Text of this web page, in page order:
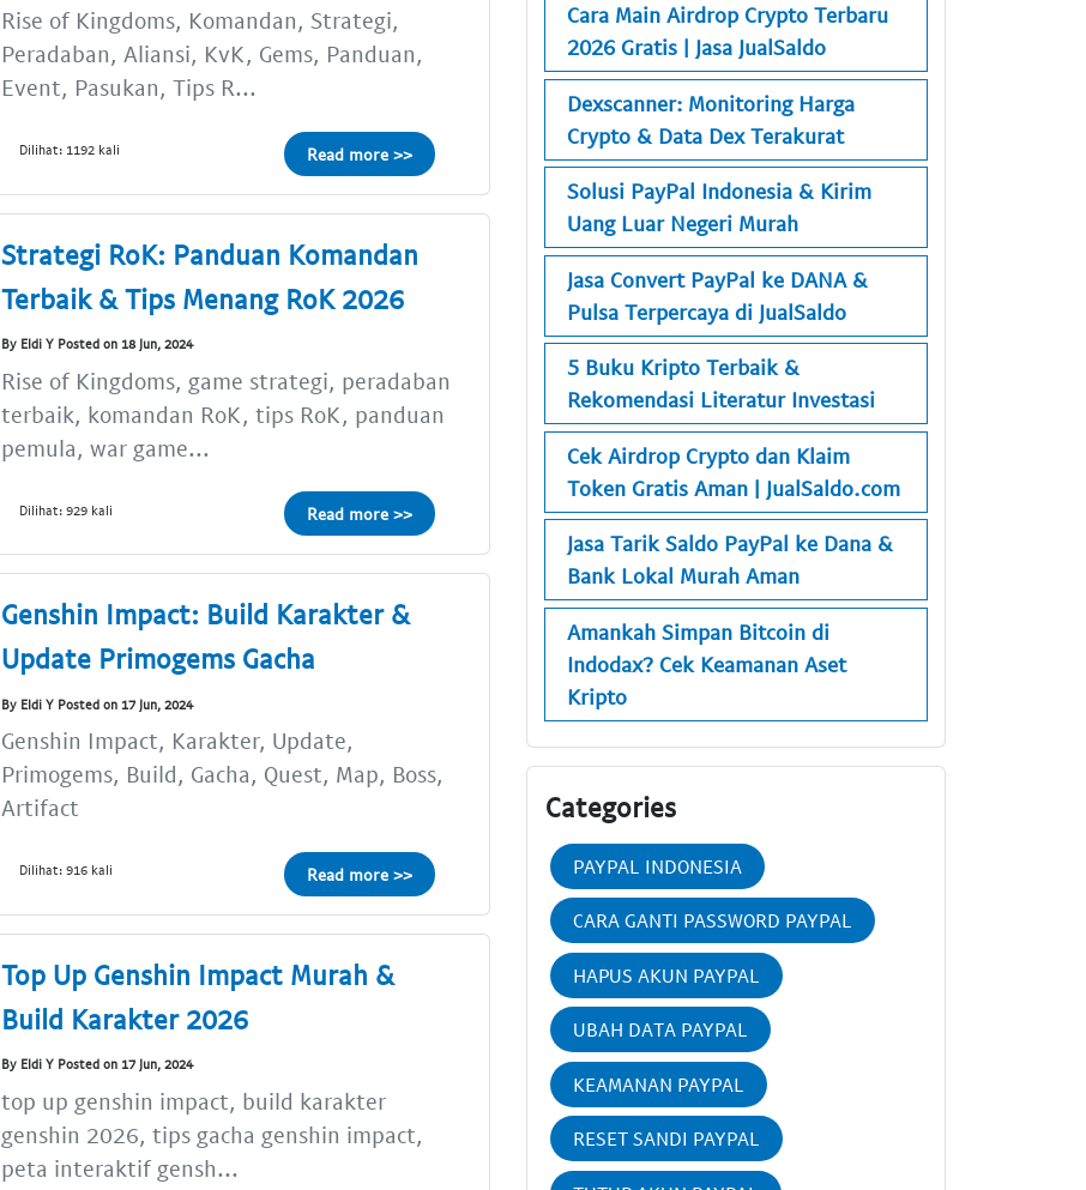
Rise of Kingdoms, Komandan, Strategi,
Peradaban, Aliansi, KvK, Gems, Panduan,
Event, Pasukan, Tips R...
Dilihat: 1192 kali Read more >>
Strategi RoK: Panduan Komandan
Terbaik & Tips Menang RoK 2026
By Eldi Y Posted on 18 Jun, 2024
Rise of Kingdoms, game strategi, peradaban
terbaik, komandan RoK, tips RoK, panduan
pemula, war game...
Dilihat: 929 kali Read more >>
Genshin Impact: Build Karakter &
Update Primogems Gacha
By Eldi Y Posted on 17 Jun, 2024
Genshin Impact, Karakter, Update,
Primogems, Build, Gacha, Quest, Map, Boss,
Artifact
Dilihat: 916 kali Read more >>
Top Up Genshin Impact Murah &
Build Karakter 2026
By Eldi Y Posted on 17 Jun, 2024
top up genshin impact, build karakter
genshin 2026, tips gacha genshin impact,
peta interaktif gensh...
Cara Main Airdrop Crypto Terbaru
2026 Gratis | Jasa JualSaldo
Dexscanner: Monitoring Harga
Crypto & Data Dex Terakurat
Solusi PayPal Indonesia & Kirim
Uang Luar Negeri Murah
Jasa Convert PayPal ke DANA &
Pulsa Terpercaya di JualSaldo
5 Buku Kripto Terbaik &
Rekomendasi Literatur Investasi
Cek Airdrop Crypto dan Klaim
Token Gratis Aman | JualSaldo.com
Jasa Tarik Saldo PayPal ke Dana &
Bank Lokal Murah Aman
Amankah Simpan Bitcoin di
Indodax? Cek Keamanan Aset
Kripto
Categories
PAYPAL INDONESIA
CARA GANTI PASSWORD PAYPAL
HAPUS AKUN PAYPAL
UBAH DATA PAYPAL
KEAMANAN PAYPAL
RESET SANDI PAYPAL